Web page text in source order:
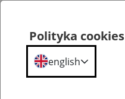
Polityka cookies
english